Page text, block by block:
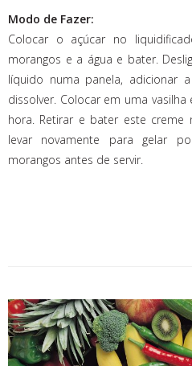
Modo de Fazer:
Colocar o açúcar no
morangos e a água e bater.
líquido numa panela, adicionar
dissolver. Colocar em uma
hora. Retirar e bater este
levar novamente para gelar
morangos antes de servir.